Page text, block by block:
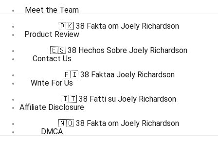
Meet the Team
Product Review
Contact Us
Write For Us
Affiliate Disclosure
DMCA
🇩🇰 38 Fakta om Joely Richardson
🇪🇸 38 Hechos Sobre Joely Richardson
🇫🇮 38 Faktaa Joely Richardson
🇮🇹 38 Fatti su Joely Richardson
🇳🇴 38 Fakta om Joely Richardson